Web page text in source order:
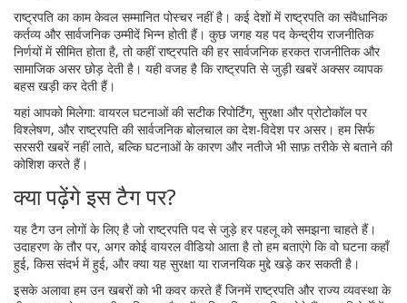
राष्ट्रपति का काम केवल सम्मानित पोस्चर नहीं है। कई देशों में राष्ट्रपति का संवैधानिक
कर्तव्य और सार्वजनिक उम्मीदें भिन्न होती हैं। कुछ जगह यह पद केन्द्रीय राजनीतिक
निर्णयों में सीमित होता है, तो कहीं राष्ट्रपति की हर सार्वजनिक हरकत राजनीतिक और
सामाजिक असर छोड़ देती है। यही वजह है कि राष्ट्रपति से जुड़ी खबरें अक्सर व्यापक
बहस खड़ी कर देती हैं।
यहां आपको मिलेगा: वायरल घटनाओं की सटीक रिपोर्टिंग, सुरक्षा और प्रोटोकॉल पर
विश्लेषण, और राष्ट्रपति की सार्वजनिक बोलचाल का देश-विदेश पर असर। हम सिर्फ
सरसरी खबरें नहीं लाते, बल्कि घटनाओं के कारण और नतीजे भी साफ़ तरीके से बताने की
कोशिश करते हैं।
क्या पढ़ेंगे इस टैग पर?
यह टैग उन लोगों के लिए है जो राष्ट्रपति पद से जुड़े हर पहलू को समझना चाहते हैं।
उदाहरण के तौर पर, अगर कोई वायरल वीडियो आता है तो हम बताएंगे कि वो घटना कहाँ
हुई, किस संदर्भ में हुई, और क्या यह सुरक्षा या राजनयिक मुद्दे खड़े कर सकती है।
इसके अलावा हम उन खबरों को भी कवर करते हैं जिनमें राष्ट्रपति और राज्य व्यवस्था के